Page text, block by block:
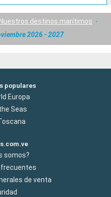
Nuestros destinos marítimos
2026 - 2027
populares
Europa
Seas
somos?
de venta